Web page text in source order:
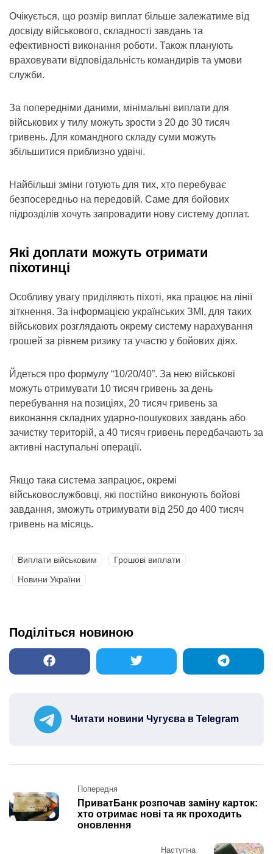
Очікується, що розмір виплат більше залежатиме від
досвіду військового, складності завдань та
ефективності виконання роботи. Також планують
враховувати відповідальність командирів та умови
служби.
За попередніми даними, мінімальні виплати для
військових у тилу можуть зрости з 20 до 30 тисяч
гривень. Для командного складу суми можуть
збільшитися приблизно удвічі.
Найбільші зміни готують для тих, хто перебуває
безпосередньо на передовій. Саме для бойових
підрозділів хочуть запровадити нову систему доплат.
Які доплати можуть отримати
піхотинці
Особливу увагу приділяють піхоті, яка працює на лінії
зіткнення. За інформацією українських ЗМІ, для таких
військових розглядають окрему систему нарахування
грошей за рівнем ризику та участю у бойових діях.
Йдеться про формулу “10/20/40”. За нею військові
можуть отримувати 10 тисяч гривень за день
перебування на позиціях, 20 тисяч гривень за
виконання складних ударно-пошукових завдань або
зачистку територій, а 40 тисяч гривень передбачають за
активні наступальні операції.
Якщо така система запрацює, окремі
військовослужбовці, які постійно виконують бойові
завдання, зможуть отримувати від 250 до 400 тисяч
гривень на місяць.
Виплати військовим
Грошові виплати
Новини України
Поділіться новиною
Читати новини Чугуєва в Telegram
Post
navigation
Попередня
ПриватБанк розпочав заміну карток:
хто отримає нові та як проходить
оновлення
Наступна